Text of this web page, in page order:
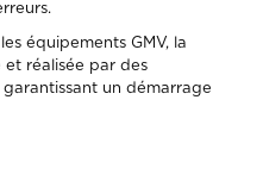
équipements GMV, la
et réalisée par des
garantissant un démarrage